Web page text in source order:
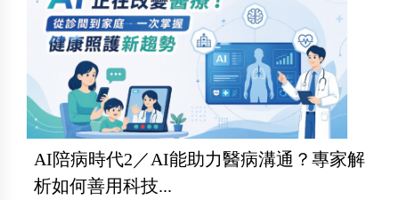
AI陪病時代2／AI能助力醫病溝通？專家解
析如何善用科技...